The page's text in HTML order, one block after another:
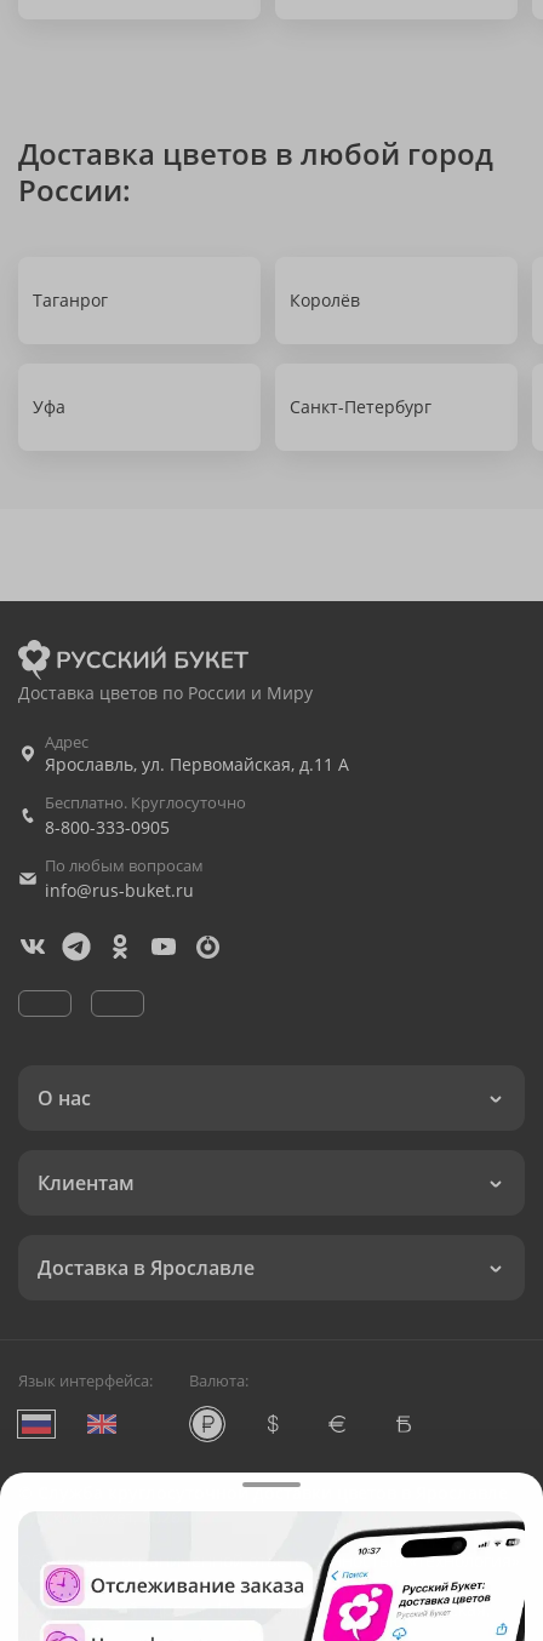
Доставка цветов в любой город
России:
Таганрог Королёв
Уфа Санкт-Петербург
Доставка цветов по России и Миру
Адрес
Ярославль, ул. Первомайская, д.11 А
Бесплатно. Круглосуточно
8-800-333-0905
По любым вопросам
info@rus-buket.ru
О нас
Клиентам
Доставка в Ярославле
Язык интерфейса: Валюта:
Служба круглосуточной доставки цветов в Ярославле
Русский Букет, 2026
Общество с ограниченной ответственностью «Технология»
ОГРН: 1195476081745, ИНН: 5410081997
Юридический адрес: г. Новосибирск, ул. Ипподромская,
д.42, оф. 3